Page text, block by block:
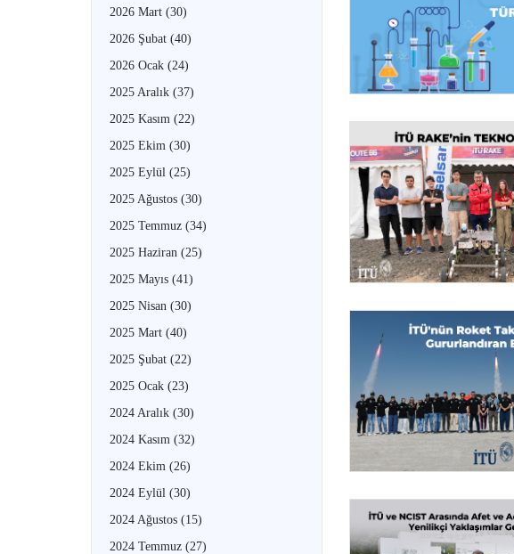
2026 Mart (30)
2026 Şubat (40)
2026 Ocak (24)
2025 Aralık (37)
2025 Kasım (22)
2025 Ekim (30)
2025 Eylül (25)
2025 Ağustos (30)
2025 Temmuz (34)
2025 Haziran (25)
2025 Mayıs (41)
2025 Nisan (30)
2025 Mart (40)
2025 Şubat (22)
2025 Ocak (23)
2024 Aralık (30)
2024 Kasım (32)
2024 Ekim (26)
2024 Eylül (30)
2024 Ağustos (15)
2024 Temmuz (27)